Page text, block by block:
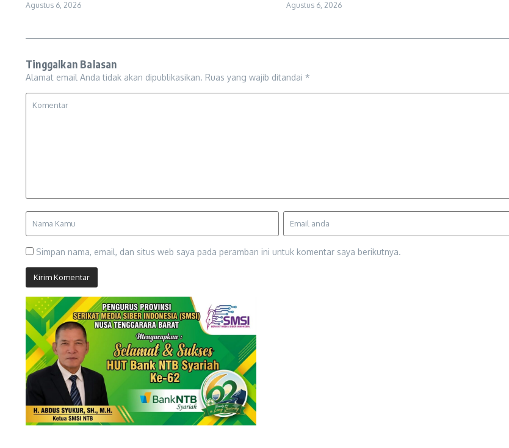
Agustus 6, 2026 Agustus 6, 2026
Tinggalkan Balasan
Alamat email Anda tidak akan dipublikasikan. Ruas yang wajib ditandai *
Simpan nama, email, dan situs web saya pada peramban ini untuk komentar saya berikutnya.